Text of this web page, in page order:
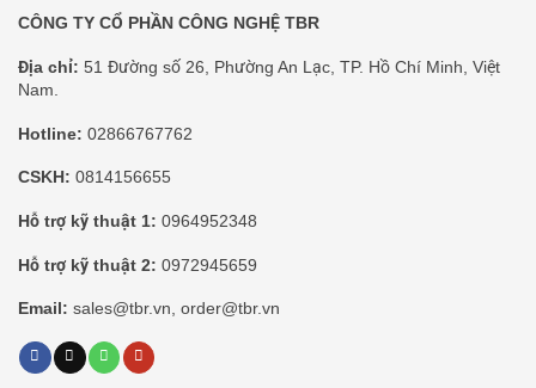
CÔNG TY CỔ PHẦN CÔNG NGHỆ TBR
Địa chỉ: 51 Đường số 26, Phường An Lạc, TP. Hồ Chí Minh, Việt
Nam.
Hotline: 02866767762
CSKH: 0814156655
Hỗ trợ kỹ thuật 1: 0964952348
Hỗ trợ kỹ thuật 2: 0972945659
Email: sales@tbr.vn, order@tbr.vn